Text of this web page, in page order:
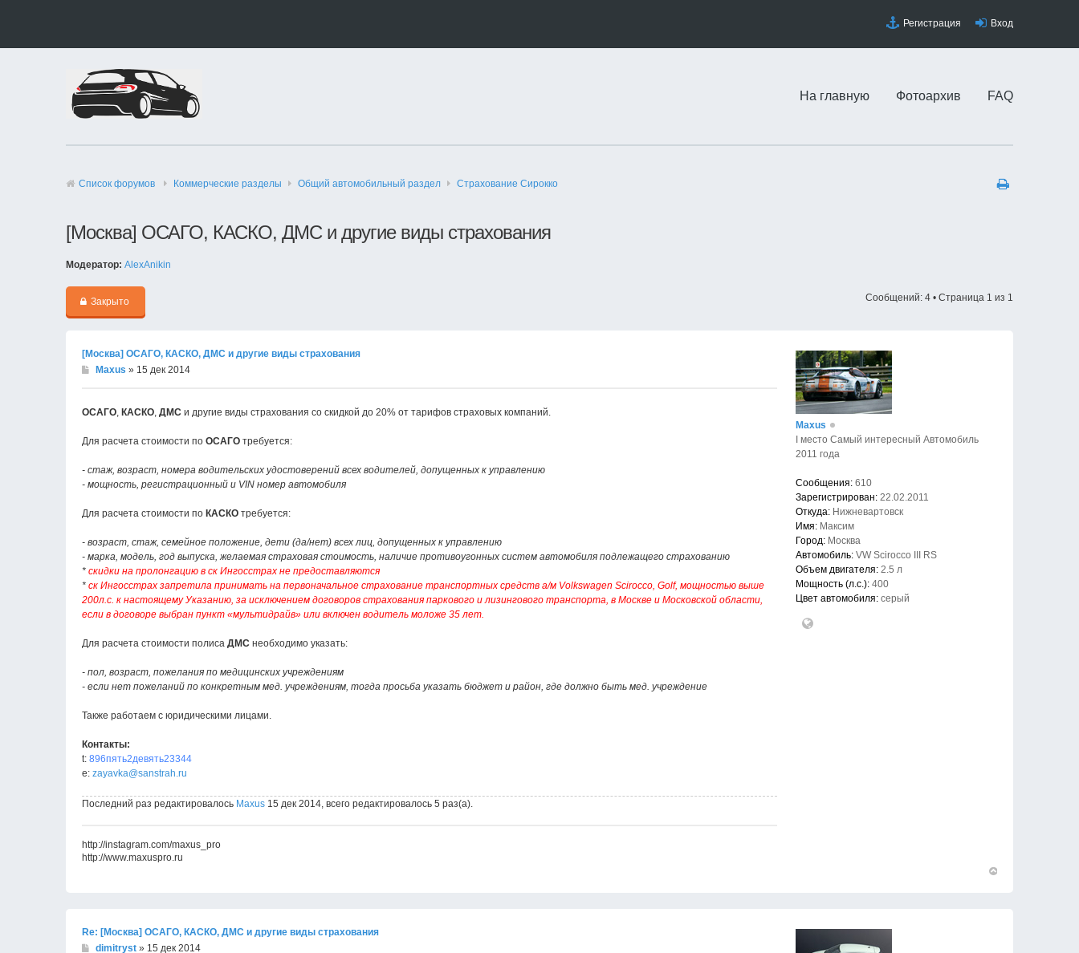
Регистрация Вход
На главную Фотоархив FAQ
Список форумов Коммерческие разделы Общий автомобильный раздел Страхование Сирокко
[Москва] ОСАГО, КАСКО, ДМС и другие виды страхования
Модератор: AlexAnikin
Закрыто Сообщений: 4 • Страница 1 из 1
[Москва] ОСАГО, КАСКО, ДМС и другие виды страхования
Maxus » 15 дек 2014
ОСАГО, КАСКО, ДМС и другие виды страхования со скидкой до 20% от тарифов страховых компаний.
Для расчета стоимости по ОСАГО требуется:
- стаж, возраст, номера водительских удостоверений всех водителей, допущенных к управлению
- мощность, регистрационный и VIN номер автомобиля
Для расчета стоимости по КАСКО требуется:
- возраст, стаж, семейное положение, дети (да/нет) всех лиц, допущенных к управлению
- марка, модель, год выпуска, желаемая страховая стоимость, наличие противоугонных систем автомобиля подлежащего страхованию
* скидки на пролонгацию в ск Ингосстрах не предоставляются
* ск Ингосстрах запретила принимать на первоначальное страхование транспортных средств а/м Volkswagen Scirocco, Golf, мощностью выше
200л.с. к настоящему Указанию, за исключением договоров страхования паркового и лизингового транспорта, в Москве и Московской области,
если в договоре выбран пункт «мультидрайв» или включен водитель моложе 35 лет.
Для расчета стоимости полиса ДМС необходимо указать:
- пол, возраст, пожелания по медицинских учреждениям
- если нет пожеланий по конкретным мед. учреждениям, тогда просьба указать бюджет и район, где должно быть мед. учреждение
Также работаем с юридическими лицами.
Контакты:
t: 896пять2девять23344
e: zayavka@sanstrah.ru
Последний раз редактировалось Maxus 15 дек 2014, всего редактировалось 5 раз(а).
http://instagram.com/maxus_pro
http://www.maxuspro.ru
Maxus
I место Самый интересный Автомобиль
2011 года
Сообщения: 610
Зарегистрирован: 22.02.2011
Откуда: Нижневартовск
Имя: Максим
Город: Москва
Автомобиль: VW Scirocco III RS
Объем двигателя: 2.5 л
Мощность (л.с.): 400
Цвет автомобиля: серый
Re: [Москва] ОСАГО, КАСКО, ДМС и другие виды страхования
dimitryst » 15 дек 2014